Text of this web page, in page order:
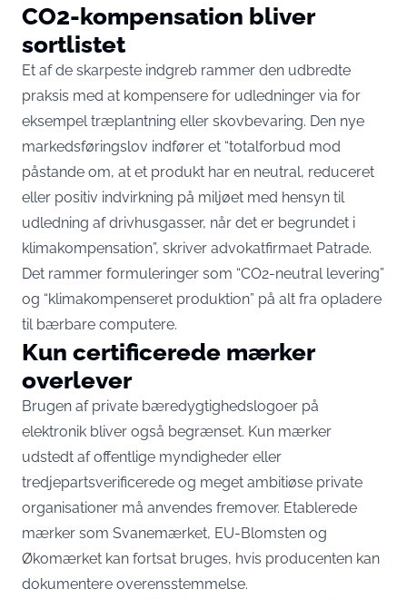
CO2-kompensation bliver
sortlistet
Et af de skarpeste indgreb rammer den udbredte
praksis med at kompensere for udledninger via for
eksempel træplantning eller skovbevaring. Den nye
markedsføringslov indfører et “totalforbud mod
påstande om, at et produkt har en neutral, reduceret
eller positiv indvirkning på miljøet med hensyn til
udledning af drivhusgasser, når det er begrundet i
klimakompensation”, skriver advokatfirmaet Patrade.
Det rammer formuleringer som “CO2-neutral levering”
og “klimakompenseret produktion” på alt fra opladere
til bærbare computere.
Kun certificerede mærker
overlever
Brugen af private bæredygtighedslogoer på
elektronik bliver også begrænset. Kun mærker
udstedt af offentlige myndigheder eller
tredjepartsverificerede og meget ambitiøse private
organisationer må anvendes fremover. Etablerede
mærker som Svanemærket, EU-Blomsten og
Økomærket kan fortsat bruges, hvis producenten kan
dokumentere overensstemmelse.